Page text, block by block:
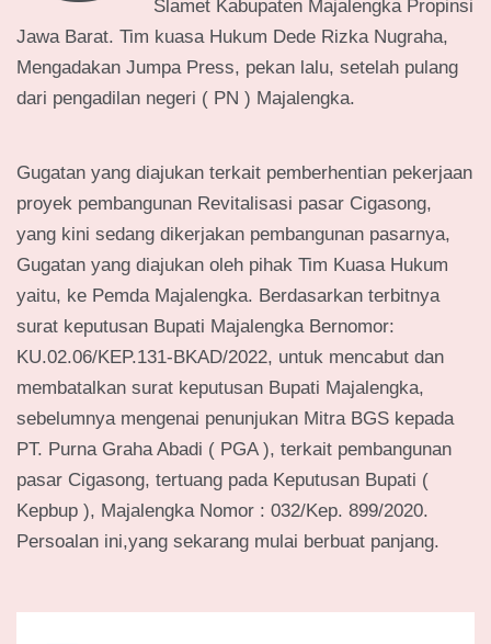
Slamet Kabupaten Majalengka Propinsi
Jawa Barat. Tim kuasa Hukum Dede Rizka Nugraha,
Mengadakan Jumpa Press, pekan lalu, setelah pulang
dari pengadilan negeri ( PN ) Majalengka.
Gugatan yang diajukan terkait pemberhentian pekerjaan
proyek pembangunan Revitalisasi pasar Cigasong,
yang kini sedang dikerjakan pembangunan pasarnya,
Gugatan yang diajukan oleh pihak Tim Kuasa Hukum
yaitu, ke Pemda Majalengka. Berdasarkan terbitnya
surat keputusan Bupati Majalengka Bernomor:
KU.02.06/KEP.131-BKAD/2022, untuk mencabut dan
membatalkan surat keputusan Bupati Majalengka,
sebelumnya mengenai penunjukan Mitra BGS kepada
PT. Purna Graha Abadi ( PGA ), terkait pembangunan
pasar Cigasong, tertuang pada Keputusan Bupati (
Kepbup ), Majalengka Nomor : 032/Kep. 899/2020.
Persoalan ini,yang sekarang mulai berbuat panjang.